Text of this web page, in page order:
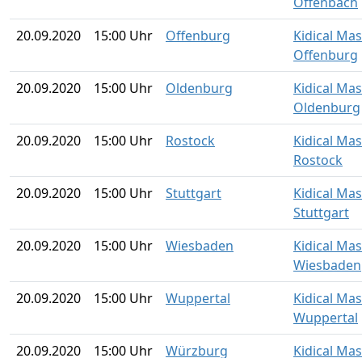
20.09.2020
15:00 Uhr Offenburg
Kidical
Offenburg
20.09.2020
15:00 Uhr Oldenburg
Kidical
Oldenburg
20.09.2020
15:00 Uhr Rostock
Kidical
Rostock
20.09.2020
15:00 Uhr Stuttgart
Kidical
Stuttgart
20.09.2020
15:00 Uhr Wiesbaden
Kidical
Wiesbaden
20.09.2020
15:00 Uhr Wuppertal
Kidical
Wuppertal
20.09.2020
15:00 Uhr Würzburg
Kidical